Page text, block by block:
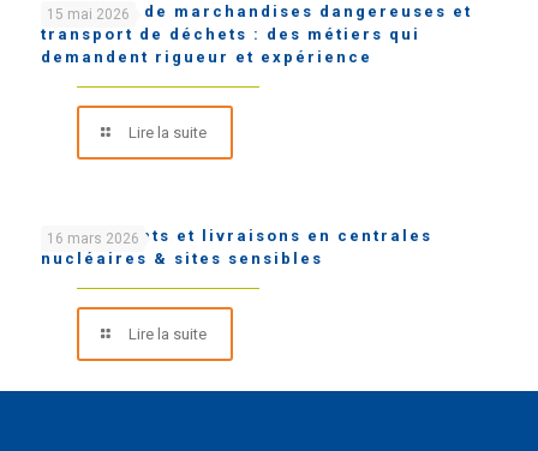
15 mai 2026
Transport de marchandises dangereuses et
transport de déchets : des métiers qui
demandent rigueur et expérience
Lire la suite
16 mars 2026
Chargements et livraisons en centrales
nucléaires & sites sensibles
Lire la suite